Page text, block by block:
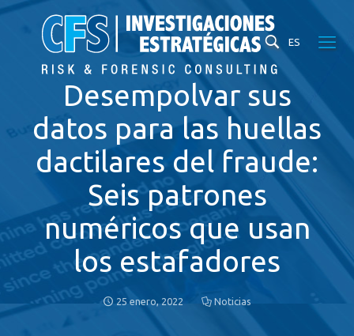
ES
Desempolvar sus
datos para las huellas
dactilares del fraude:
Seis patrones
numéricos que usan
los estafadores
25 enero, 2022 Noticias